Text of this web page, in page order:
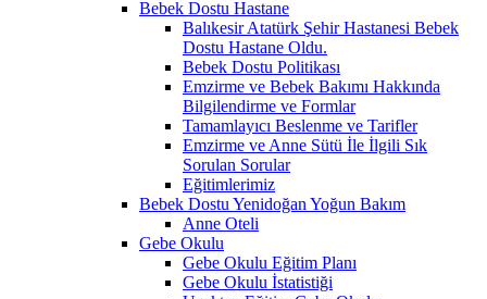
Bebek Dostu Hastane
Balıkesir Atatürk Şehir Hastanesi Bebek
Dostu Hastane Oldu.
Bebek Dostu Politikası
Emzirme ve Bebek Bakımı Hakkında
Bilgilendirme ve Formlar
Tamamlayıcı Beslenme ve Tarifler
Emzirme ve Anne Sütü İle İlgili Sık
Sorulan Sorular
Eğitimlerimiz
Bebek Dostu Yenidoğan Yoğun Bakım
Anne Oteli
Gebe Okulu
Gebe Okulu Eğitim Planı
Gebe Okulu İstatistiği